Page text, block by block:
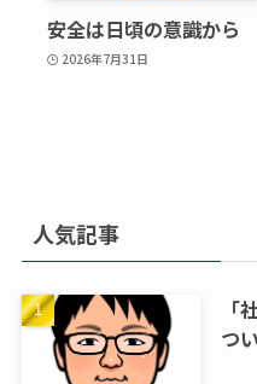
安全は日頃の意識から
2026年7月31日
人気記事
「
つ